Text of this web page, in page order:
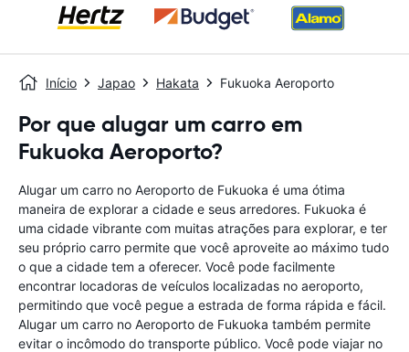
Início Japao Hakata Fukuoka Aeroporto
Por que alugar um carro em
Fukuoka Aeroporto?
Alugar um carro no Aeroporto de Fukuoka é uma ótima
maneira de explorar a cidade e seus arredores. Fukuoka é
uma cidade vibrante com muitas atrações para explorar, e ter
seu próprio carro permite que você aproveite ao máximo tudo
o que a cidade tem a oferecer. Você pode facilmente
encontrar locadoras de veículos localizadas no aeroporto,
permitindo que você pegue a estrada de forma rápida e fácil.
Alugar um carro no Aeroporto de Fukuoka também permite
evitar o incômodo do transporte público. Você pode viajar no